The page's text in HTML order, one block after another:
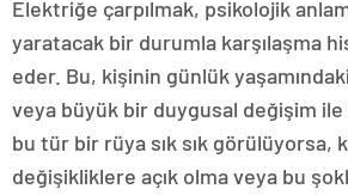
Elektriğe çarpılmak, psikolojik
yaratacak bir durumla karşılaşma
eder. Bu, kişinin günlük
veya büyük bir duygusal değişim
bu tür bir rüya sık sık görülüyorsa,
değişikliklere açık olma veya bu